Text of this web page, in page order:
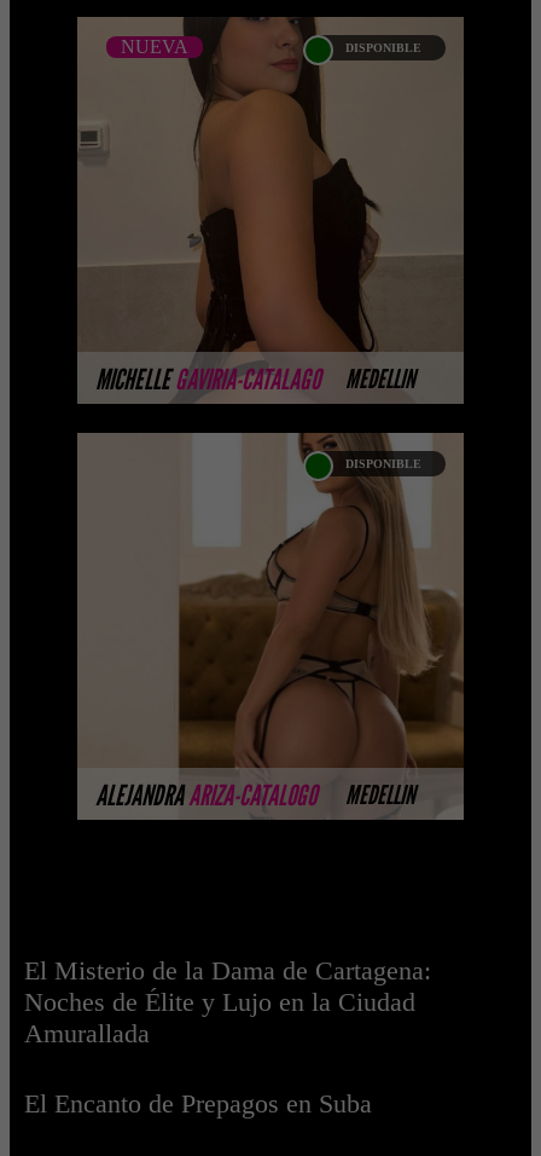
MICHELLEGAVIRIA-CATALAGO MEDELLIN
NUEVA DISPONIBLE
MICHELLE GAVIRIA-
CATALAGO PLATINO
NUEVA
Coming soon... Some of our models
don't yet have photos available on the
website because they are completing
their professional ph ...
MÁS INFORMACIÓN
ALEJANDRAARIZA-CATALOGO MEDELLIN
DISPONIBLE
Platinum Esta modelo pertenece a
nuestro Catálogo Privado Platinum.
Selección privada de modelos con un
nivel de belleza y perform ...
MÁS INFORMACIÓN
El Misterio de la Dama de Cartagena:
Noches de Élite y Lujo en la Ciudad
Amurallada
El Encanto de Prepagos en Suba